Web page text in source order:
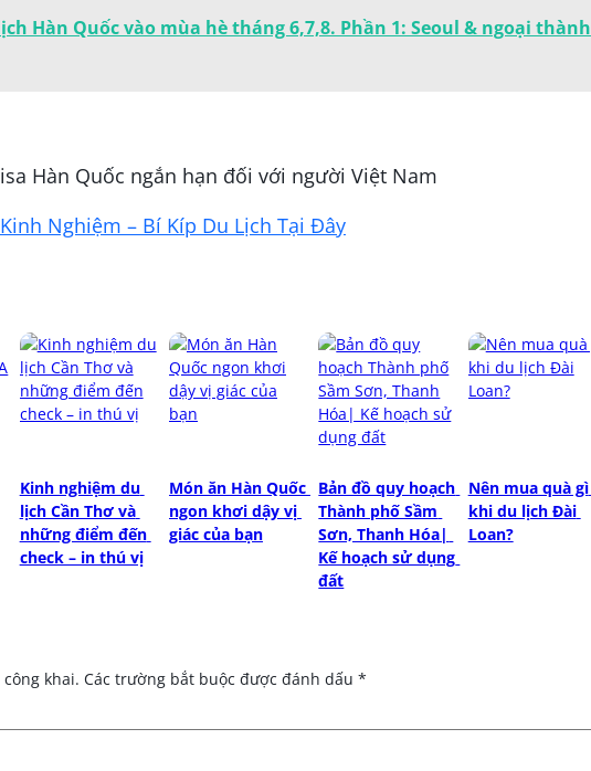
Hàn Quốc vào mùa hè tháng 6,7,8. Phần 1: Seoul & ngoại thành
Hàn Quốc ngắn hạn đối với người Việt Nam
Nghiệm – Bí Kíp Du Lịch Tại Đây
Kinh nghiệm du
lịch Cần Thơ và
những điểm đến
check – in thú vị
Món ăn Hàn Quốc
ngon khơi dậy vị
giác của bạn
Bản đồ quy hoạch
Thành phố Sầm
Sơn, Thanh Hóa|
Kế hoạch sử dụng
đất
Nên mua quà gì
khi du lịch Đài
Loan?
khai. Các trường bắt buộc được đánh dấu *